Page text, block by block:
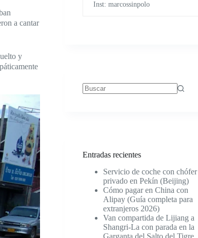
a cantar
y
Inst: marcossinpolo
Entradas recientes
Servicio de coche con chófer
privado en Pekín (Beijing)
Cómo pagar en China con
Alipay (Guía completa para
extranjeros 2026)
Van compartida de Lijiang a
Shangri-La con parada en la
Garganta del Salto del Tigre